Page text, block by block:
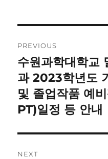
navigation
PREVIOUS
Previous
post:
수원과학대학교
과 2023학년도
및 졸업작품 예
PT)일정 등 안내
NEXT